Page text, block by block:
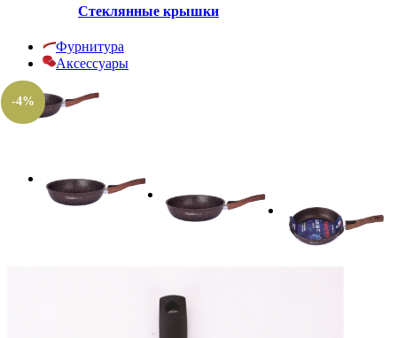
Стеклянные крышки
Фурнитура
Аксессуары
-4%